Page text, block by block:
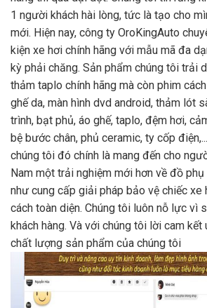
1 người khách hài lòng, tức là tạo cho
mới. Hiện nay, công ty OroKingAuto
kiện xe hơi chính hãng với mẫu mã đa
kỳ phải chăng. Sản phẩm chúng tôi trải
thảm taplo chính hãng mà còn phim
ghế da, màn hình dvd android, thảm lót
trình, bạt phủ, áo ghế, taplo, đệm hơi,
bệ bước chân, phủ ceramic, ty cốp
chúng tôi đó chính là mang đến cho
Nam một trải nghiệm mới hơn về đồ
như cung cấp giải pháp bảo vệ chiếc xe
cách toàn diện. Chúng tôi luôn nỗ lực vì
khách hàng. Và với chúng tôi lời cam kết
chất lượng sản phẩm của chúng tôi